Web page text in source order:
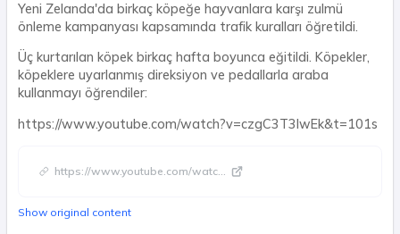
Yeni Zelanda'da birkaç köpeğe hayvanlara karşı zulmü
önleme kampanyası kapsamında trafik kuralları öğretildi.
Üç kurtarılan köpek birkaç hafta boyunca eğitildi. Köpekler,
köpeklere uyarlanmış direksiyon ve pedallarla araba
kullanmayı öğrendiler:
https://www.youtube.com/watch?v=czgC3T3lwEk&t=101s
https://www.youtube.com/watc...
Show original content